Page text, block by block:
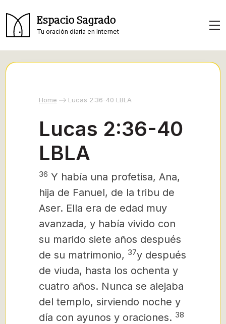
Espacio Sagrado
Tu oración diaria en Internet
Home Lucas 2:36-40 LBLA
Lucas 2:36-40
LBLA
36 Y había una profetisa, Ana,
hija de Fanuel, de la tribu de
Aser. Ella era de edad muy
avanzada, y había vivido con
su marido siete años después
de su matrimonio, 37y después
de viuda, hasta los ochenta y
cuatro años. Nunca se alejaba
del templo, sirviendo noche y
día con ayunos y oraciones. 38